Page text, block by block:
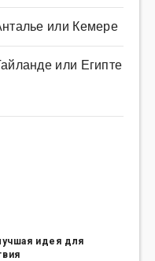
или Кемере
или Египте
идея для